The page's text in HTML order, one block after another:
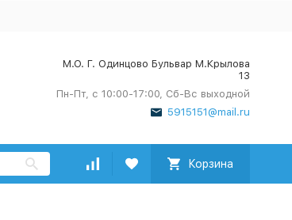
М.О. Г. Одинцово Бульвар М.Крылова
13
Пн-Пт, с 10:00-17:00, Сб-Вс выходной
5915151@mail.ru
Корзина